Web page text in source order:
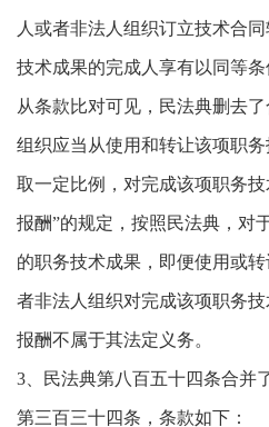
人或者非法人组织订立技术合
技术成果的完成人享有以同等
从条款比对可见，民法典删去
组织应当从使用和转让该项职
取一定比例，对完成该项职务
报酬”的规定，按照民法典，对
的职务技术成果，即便使用或
者非法人组织对完成该项职务
报酬不属于其法定义务。
3、民法典第八百五十四条合并
第三百三十四条，条款如下：